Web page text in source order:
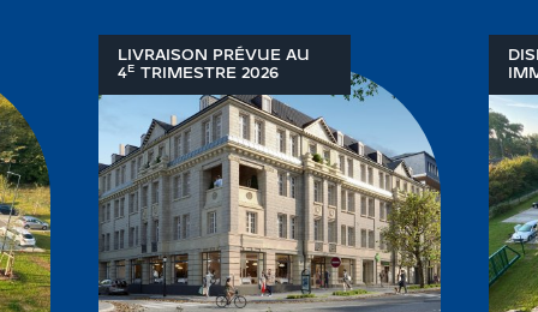
LIVRAISON PRÉVUE AU
4E TRIMESTRE 2026